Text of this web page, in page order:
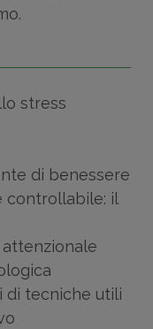
stress
di benessere
controllabile: il
di tecniche utili